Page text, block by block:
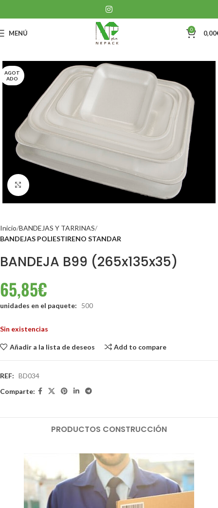
MENÚ 0 0,00
AGOT
ADO
Clic para ampliar
Inicio BANDEJAS Y TARRINAS
BANDEJAS POLIESTIRENO STANDAR
BANDEJA B99 (265x135x35)
65,85€
unidades en el paquete: 500
Sin existencias
Añadir a la lista de deseos Add to compare
REF: BD034
Comparte:
PRODUCTOS CONSTRUCCIÓN